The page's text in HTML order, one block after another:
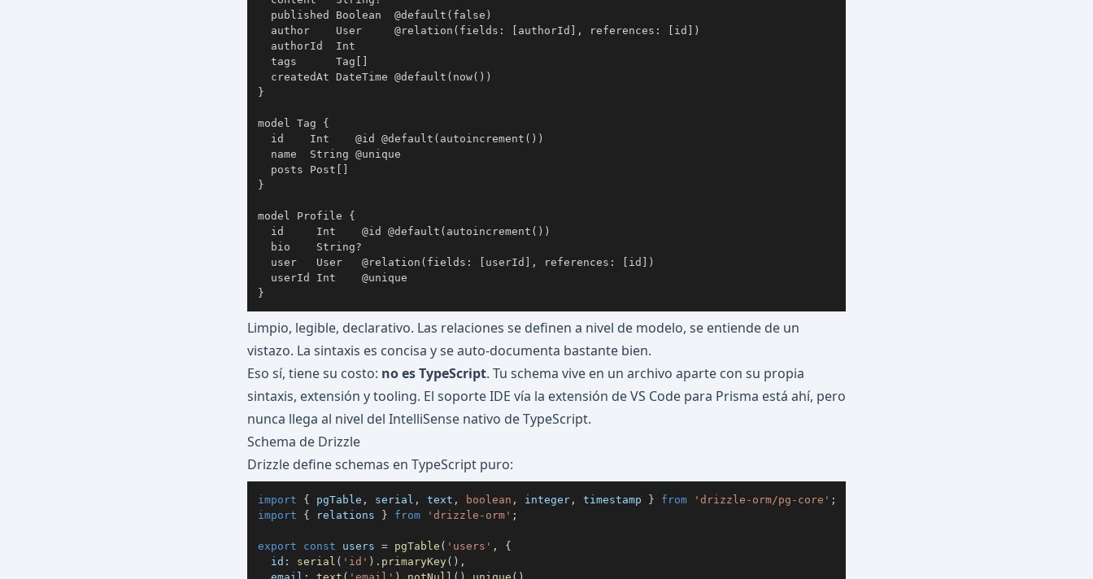
  published Boolean  @default(false)
  author    User     @relation(fields: [authorId], references: [id])
  authorId  Int
  tags      Tag[]
  createdAt DateTime @default(now())
}
model Tag {
  id    Int    @id @default(autoincrement())
  name  String @unique
  posts Post[]
}
model Profile {
  id     Int    @id @default(autoincrement())
  bio    String?
  user   User   @relation(fields: [userId], references: [id])
  userId Int    @unique
}
Limpio, legible, declarativo. Las relaciones se definen a nivel de modelo, se entiende de un
vistazo. La sintaxis es concisa y se auto-documenta bastante bien.
Eso sí, tiene su costo: no es TypeScript. Tu schema vive en un archivo aparte con su propia
sintaxis, extensión y tooling. El soporte IDE vía la extensión de VS Code para Prisma está ahí, pero
nunca llega al nivel del IntelliSense nativo de TypeScript.
Schema de Drizzle
Drizzle define schemas en TypeScript puro:
import { pgTable , serial , text , boolean , integer , timestamp } from 'drizzle-orm/pg-core' ;
import
{ relations } from 'drizzle-orm' ;
export const users = pgTable ( 'users' ,
{
  id
: serial ( 'id' ) . primaryKey( ) ,
  email
: text ( 'email' ) . notNull ( ) . unique ( ) ,